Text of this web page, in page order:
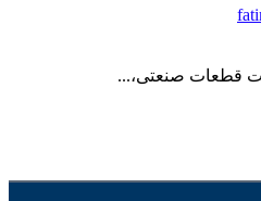
قطعات صنعتی،...